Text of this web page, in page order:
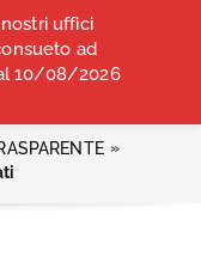
ALBO OPI ANCONA
CONVENZIONI
»
uffici
ad
10/08/2026